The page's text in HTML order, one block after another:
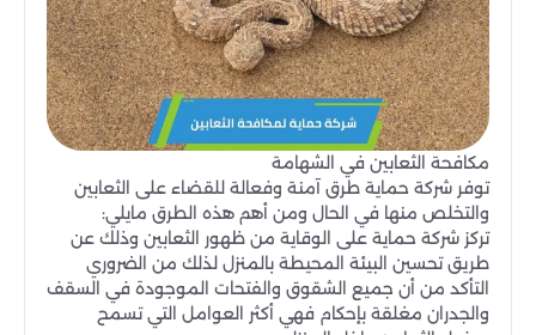
مكافحة الثعابين في الشهامة
توفر شركة حماية طرق آمنة وفعالة للقضاء على الثعابين
والتخلص منها في الحال ومن أهم هذه الطرق مايلي:
تركز شركة حماية على الوقاية من ظهور الثعابين وذلك عن
طريق تحسين البيئة المحيطة بالمنزل لذلك من الضروري
التأكد من أن جميع الشقوق والفتحات الموجودة في السقف
والجدران مغلقة بإحكام فهي أكثر العوامل التي تسمح